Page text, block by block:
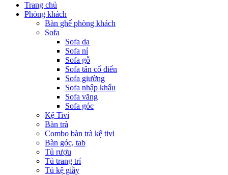
Trang chủ
Phòng khách
Bàn ghế phòng khách
Sofa
Sofa da
Sofa nỉ
Sofa gỗ
Sofa tân cổ điển
Sofa giường
Sofa nhập khẩu
Sofa văng
Sofa góc
Kệ Tivi
Bàn trà
Combo bàn trà kệ tivi
Bàn góc, tab
Tủ rượu
Tủ trang trí
Tủ kệ giầy